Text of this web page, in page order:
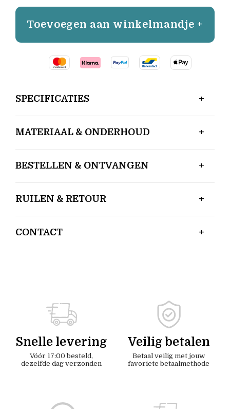
Toevoegen aan winkelmandje +
SPECIFICATIES
MATERIAAL & ONDERHOUD
BESTELLEN & ONTVANGEN
RUILEN & RETOUR
CONTACT
Snelle levering
Vóór 17:00 besteld,
dezelfde dag verzonden
Veilig betalen
Betaal veilig met jouw
favoriete betaalmethode